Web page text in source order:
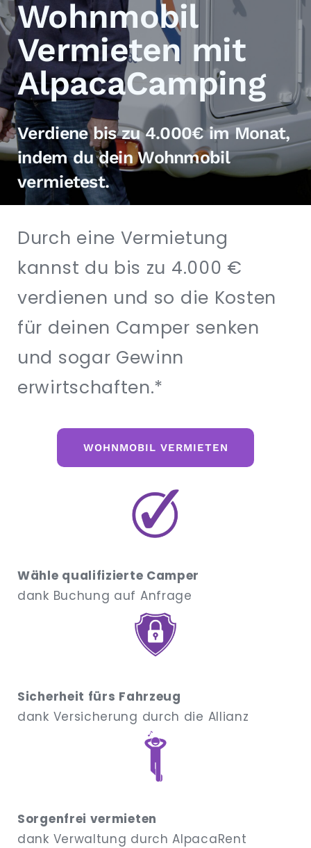
Wohnmobil
Vermieten mit
AlpacaCamping
Verdiene bis zu 4.000€ im Monat,
indem du dein Wohnmobil
vermietest.
Durch eine Vermietung
kannst du bis zu 4.000 €
verdienen und so die Kosten
für deinen Camper senken
und sogar Gewinn
erwirtschaften.*
WOHNMOBIL VERMIETEN
Wähle qualifizierte Camper
dank Buchung auf Anfrage
Sicherheit fürs Fahrzeug
dank Versicherung durch die Allianz
Sorgenfrei vermieten
dank Verwaltung durch AlpacaRent